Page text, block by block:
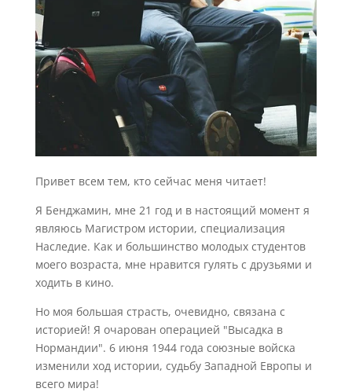
Привет всем тем, кто сейчас меня читает!
Я Бенджамин, мне 21 год и в настоящий момент я
являюсь Магистром истории, специализация
Наследие. Как и большинство молодых студентов
моего возраста, мне нравится гулять с друзьями и
ходить в кино.
Но моя большая страсть, очевидно, связана с
историей! Я очарован операцией "Высадка в
Нормандии". 6 июня 1944 года союзные войска
изменили ход истории, судьбу Западной Европы и
всего мира!